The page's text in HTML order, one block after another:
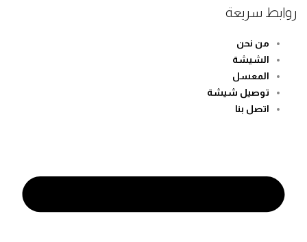
روابط سريعة
من نحن
الشيشة
المعسل
توصيل شيشة
اتصل بنا